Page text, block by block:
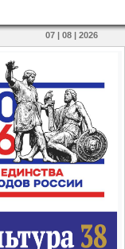
07 | 08 | 2026